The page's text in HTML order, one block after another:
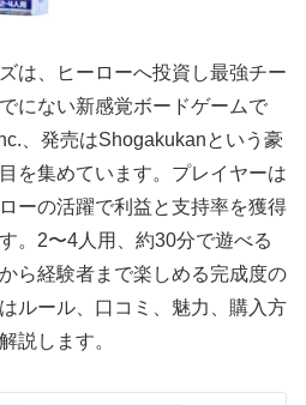
は、ヒーローへ投資し最強チー
にない新感覚ボードゲームで
、発売はShogakukanという豪
を集めています。プレイヤーは
ーの活躍で利益と支持率を獲得
。2〜4人用、約30分で遊べる
ら経験者まで楽しめる完成度の
ルール、口コミ、魅力、購入方
説します。